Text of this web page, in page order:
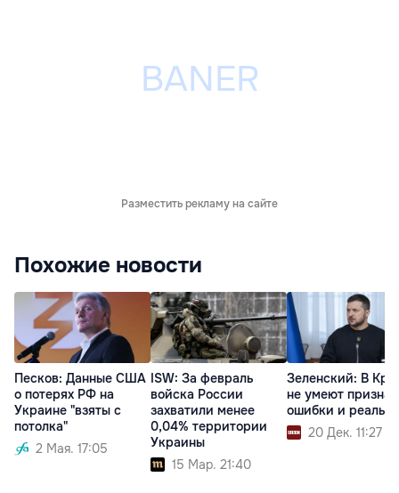
Разместить рекламу на сайте
Похожие новости
Песков: Данные США
о потерях РФ на
Украине "взяты с
потолка"
2 Мая. 17:05
ISW: За февраль
войска России
захватили менее
0,04% территории
Украины
15 Мар. 21:40
Зеленский: В
не умеют
ошибки и
20 Дек. 11:27